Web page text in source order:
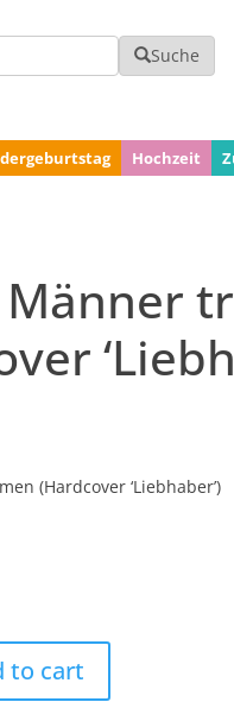
Suche
Hochzeit
(Hardcover ‘Liebhaber’)
to cart